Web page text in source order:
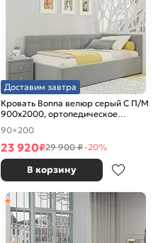
Доставим завтра
Кровать Bonna велюр серый С П/М
900x2000, ортопедическое
основание, изголовье мягкое
90×200
23 920₽29 900 ₽-20%
В корзину